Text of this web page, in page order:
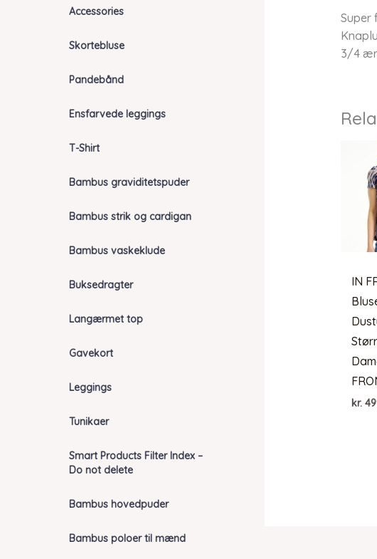
Accessories
Skortebluse
Pandebånd
Ensfarvede leggings
T-Shirt
Bambus graviditetspuder
Bambus strik og cardigan
Bambus vaskeklude
Buksedragter
Langærmet top
Gavekort
Leggings
Tunikaer
Smart Products Filter Index –
Do not delete
Bambus hovedpuder
Bambus poloer til mænd
Super
3/4
IN
kr.